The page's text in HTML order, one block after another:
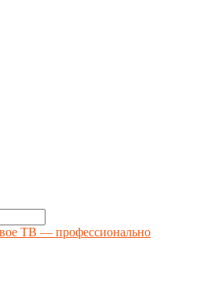
ТВ — профессионально